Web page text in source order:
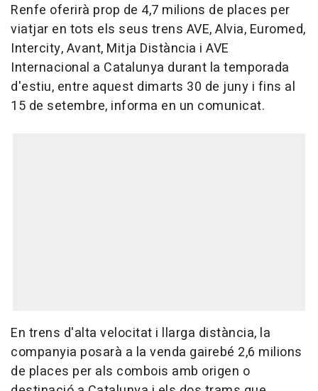
Renfe oferirà prop de 4,7 milions de places per
viatjar en tots els seus trens AVE, Alvia, Euromed,
Intercity, Avant, Mitja Distància i AVE
Internacional a Catalunya durant la temporada
d'estiu, entre aquest dimarts 30 de juny i fins al
15 de setembre, informa en un comunicat.
En trens d'alta velocitat i llarga distància, la
companyia posarà a la venda gairebé 2,6 milions
de places per als combois amb origen o